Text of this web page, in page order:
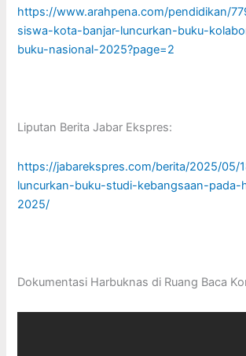
https://www.arahpena.com/pendidikan/
siswa-kota-banjar-luncurkan-buku-
buku-nasional-2025?page=2
Liputan Berita Jabar Ekspres:
https://jabarekspres.com/berita/2025/05/
luncurkan-buku-studi-kebangsaan-pada-
2025/
Dokumentasi Harbuknas di Ruang Baca